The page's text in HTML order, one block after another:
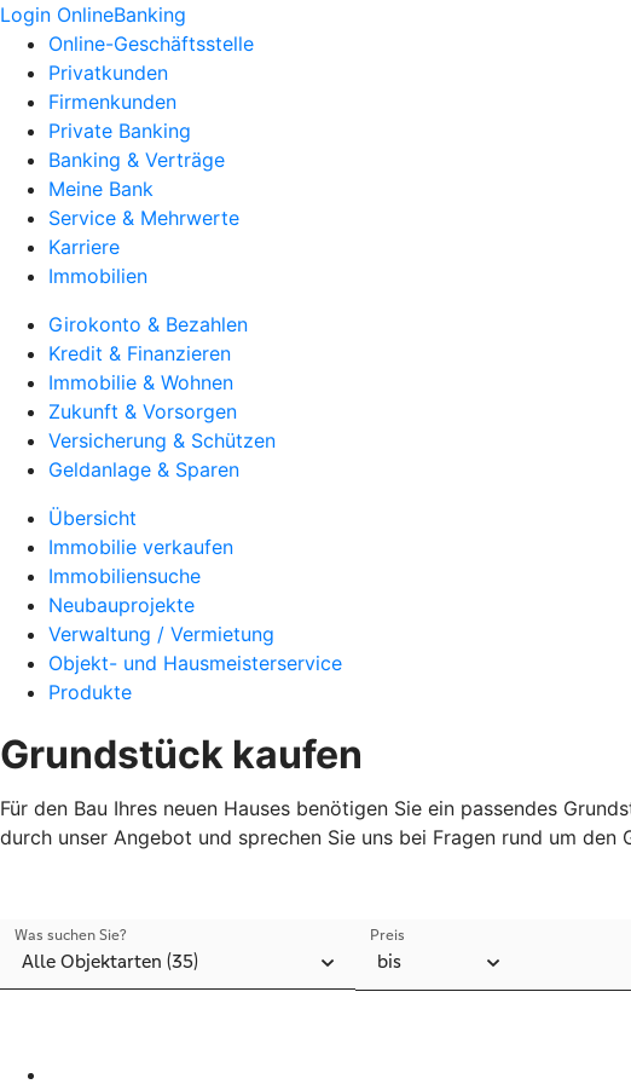
Login OnlineBanking
Online-Geschäftsstelle
Privatkunden
Firmenkunden
Private Banking
Banking & Verträge
Meine Bank
Service & Mehrwerte
Karriere
Immobilien
Girokonto & Bezahlen
Kredit & Finanzieren
Immobilie & Wohnen
Zukunft & Vorsorgen
Versicherung & Schützen
Geldanlage & Sparen
Übersicht
Immobilie verkaufen
Immobiliensuche
Neubauprojekte
Verwaltung / Vermietung
Objekt- und Hausmeisterservice
Produkte
Grundstück kaufen
Für den Bau Ihres neuen Hauses benötigen Sie ein passendes
durch unser Angebot und sprechen Sie uns bei Fragen rund um